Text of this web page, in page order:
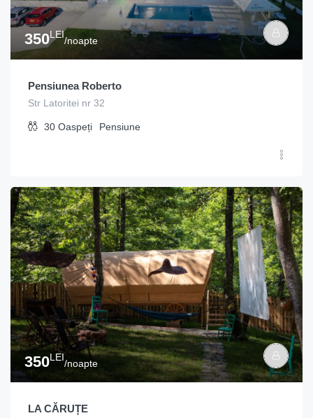
350LEI
/noapte
Pensiunea Roberto
Str Latoritei nr 32
30 Oaspeți Pensiune
350LEI
/noapte
LA CĂRUȚE